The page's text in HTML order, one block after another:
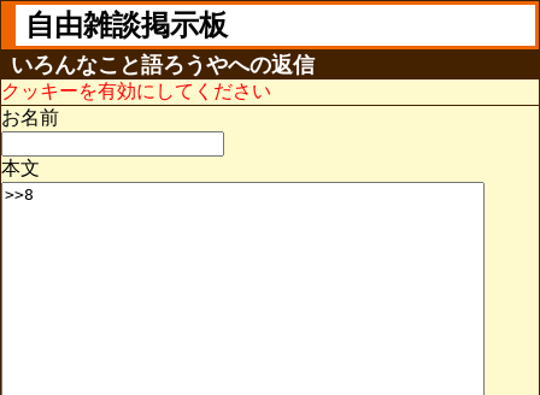
自由雑談掲示板
いろんなこと語ろうやへの返信
クッキーを有効にしてください
お名前
本文